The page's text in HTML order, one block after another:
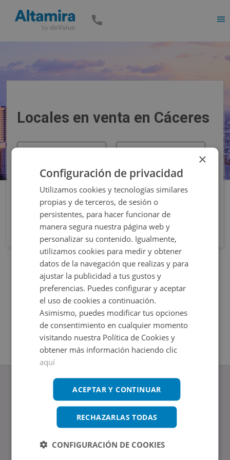
Locales en venta en Cáceres
www.altamirainmuebles.com
Edificio Skylight
Tel.: 914 842 874
×
Configuración de privacidad
Utilizamos cookies y tecnologías similares
propias y de terceros, de sesión o
persistentes, para hacer funcionar de
manera segura nuestra página web y
personalizar su contenido. Igualmente,
utilizamos cookies para medir y obtener
datos de la navegación que realizas y para
ajustar la publicidad a tus gustos y
preferencias. Puedes configurar y aceptar
el uso de cookies a continuación.
Asimismo, puedes modificar tus opciones
de consentimiento en cualquier momento
visitando nuestra Política de Cookies y
obtener más información haciendo clic
aquí
ACEPTAR Y CONTINUAR
RECHAZARLAS TODAS
CONFIGURACIÓN DE COOKIES